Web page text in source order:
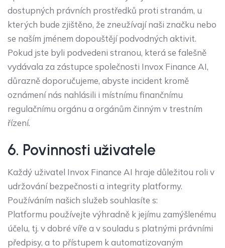
dostupných právních prostředků proti stranám, u
kterých bude zjištěno, že zneužívají naši značku nebo
se naším jménem dopouštějí podvodných aktivit.
Pokud jste byli podvedeni stranou, která se falešně
vydávala za zástupce společnosti Invox Finance AI,
důrazně doporučujeme, abyste incident kromě
oznámení nás nahlásili i místnímu finančnímu
regulačnímu orgánu a orgánům činným v trestním
řízení.
6. Povinnosti uživatele
Každý uživatel Invox Finance AI hraje důležitou roli v
udržování bezpečnosti a integrity platformy.
Používáním našich služeb souhlasíte s:
Platformu používejte výhradně k jejímu zamýšlenému
účelu, tj. v dobré víře a v souladu s platnými právními
předpisy, a to přístupem k automatizovaným